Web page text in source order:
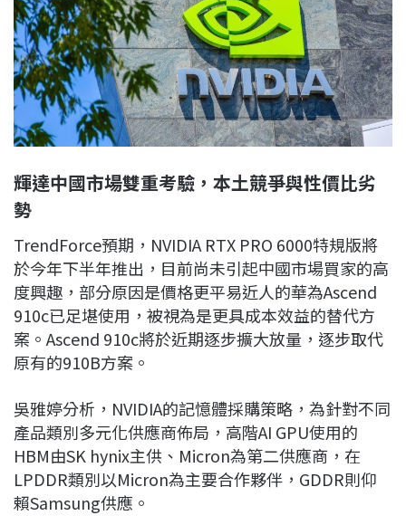
輝達中國市場雙重考驗，本土競爭與性價比劣
勢
TrendForce預期，NVIDIA RTX PRO 6000特規版將
於今年下半年推出，目前尚未引起中國市場買家的高
度興趣，部分原因是價格更平易近人的華為Ascend
910c已足堪使用，被視為是更具成本效益的替代方
案。Ascend 910c將於近期逐步擴大放量，逐步取代
原有的910B方案。
吳雅婷分析，NVIDIA的記憶體採購策略，為針對不同
產品類別多元化供應商佈局，高階AI GPU使用的
HBM由SK hynix主供、Micron為第二供應商，在
LPDDR類別以Micron為主要合作夥伴，GDDR則仰
賴Samsung供應。